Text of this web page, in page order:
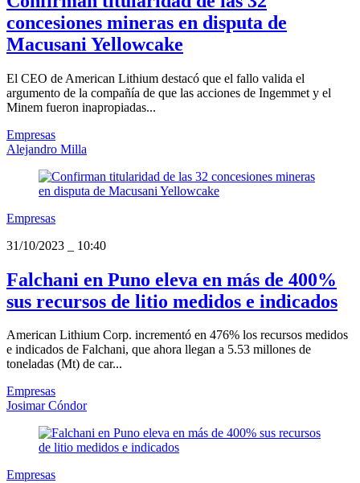
concesiones mineras en disputa de
Macusani Yellowcake
El CEO de American Lithium destacó que el fallo valida el
argumento de la compañía de que las acciones de Ingemmet y el
Minem fueron inapropiadas...
Empresas
Alejandro Milla
Empresas
31/10/2023
10:40
Falchani en Puno eleva en más de 400%
sus recursos de litio medidos e indicados
American Lithium Corp. incrementó en 476% los recursos medidos
e indicados de Falchani, que ahora llegan a 5.53 millones de
toneladas (Mt) de car...
Empresas
Josimar Cóndor
Empresas